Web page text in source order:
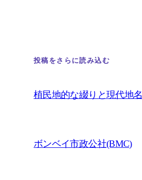
投稿をさらに読み込む
植民地的な綴りと現代地名
ボンベイ市政公社(BMC)